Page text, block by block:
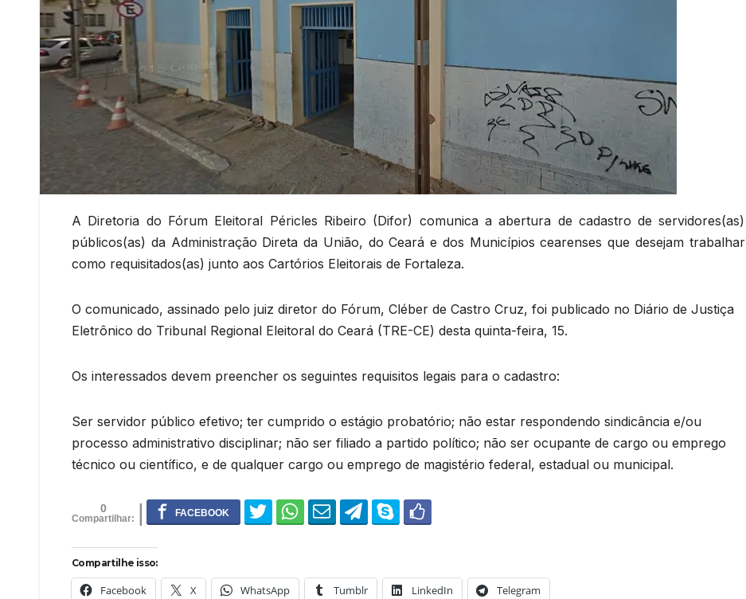
A Diretoria do Fórum Eleitoral Péricles Ribeiro (Difor) comunica a abertura de cadastro de servidores(as)
públicos(as) da Administração Direta da União, do Ceará e dos Municípios cearenses que desejam trabalhar
como requisitados(as) junto aos Cartórios Eleitorais de Fortaleza.
O comunicado, assinado pelo juiz diretor do Fórum, Cléber de Castro Cruz, foi publicado no Diário de Justiça
Eletrônico do Tribunal Regional Eleitoral do Ceará (TRE-CE) desta quinta-feira, 15.
Os interessados devem preencher os seguintes requisitos legais para o cadastro:
Ser servidor público efetivo; ter cumprido o estágio probatório; não estar respondendo sindicância e/ou
processo administrativo disciplinar; não ser filiado a partido político; não ser ocupante de cargo ou emprego
técnico ou científico, e de qualquer cargo ou emprego de magistério federal, estadual ou municipal.
0
Compartilhe isso:
Facebook X WhatsApp Tumblr LinkedIn Telegram